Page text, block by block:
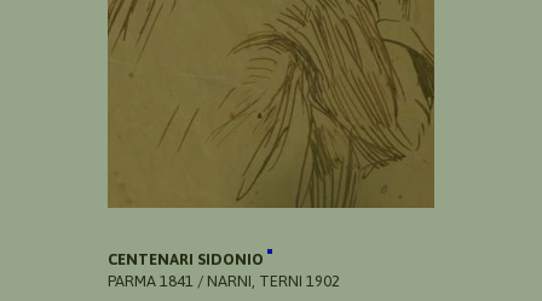
CENTENARI SIDONIO
PARMA 1841 / NARNI, TERNI 1902